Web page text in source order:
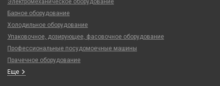
Электромеханическое оборудование
Барное оборудование
Холодильное оборудование
Упаковочное, дозирующее, фасовочное оборудование
Профессиональные посудомоечные машины
Прачечное оборудование
Еще